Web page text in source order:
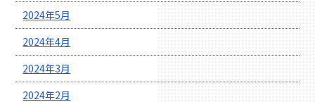
2024年5月
2024年4月
2024年3月
2024年2月